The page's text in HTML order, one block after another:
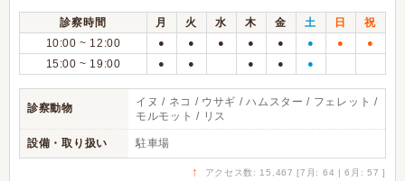
診察時間 月 火 水 木 金 土 日
祝
10:00 ~ 12:00
● ● ● ● ● ● ● ●
15:00 ~ 19:00 ● ● ● ● ●
診察動物
イヌ / ネコ / ウサギ / ハムスター / フェレット /
モルモット / リス
設備・取り扱い 駐車場
↑ アクセス数: 15,467 [7月: 64 | 6月: 57 ]